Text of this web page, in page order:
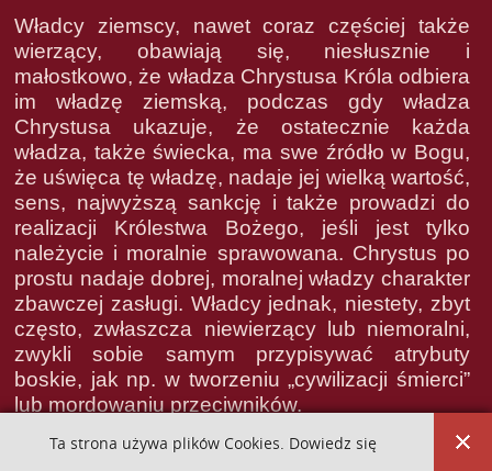
Władcy ziemscy, nawet coraz częściej także
wierzący, obawiają się, niesłusznie i
małostkowo, że władza Chrystusa Króla odbiera
im władzę ziemską, podczas gdy władza
Chrystusa ukazuje, że ostatecznie każda
władza, także świecka, ma swe źródło w Bogu,
że uświęca tę władzę, nadaje jej wielką wartość,
sens, najwyższą sankcję i także prowadzi do
realizacji Królestwa Bożego, jeśli jest tylko
należycie i moralnie sprawowana. Chrystus po
prostu nadaje dobrej, moralnej władzy charakter
zbawczej zasługi. Władcy jednak, niestety, zbyt
często, zwłaszcza niewierzący lub niemoralni,
zwykli sobie samym przypisywać atrybuty
boskie, jak np. w tworzeniu „cywilizacji śmierci”
lub mordowaniu przeciwników.
Władze ziemskie są jeszcze względnie
tolerancyjne wobec kultów czysto
Ta strona używa plików Cookies. Dowiedz się